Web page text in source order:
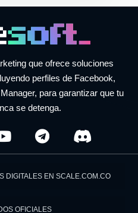
que ofrece soluciones
perfiles de Facebook,
para garantizar que tu
se detenga.
DIGITALES EN SCALE.COM.CO
OFICIALES